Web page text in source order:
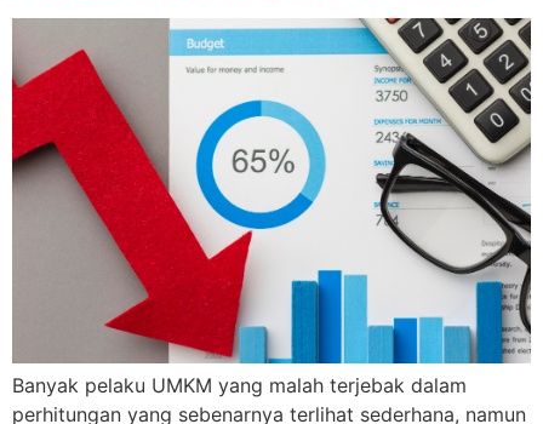
Banyak pelaku UMKM yang malah terjebak dalam
perhitungan yang sebenarnya terlihat sederhana, namun